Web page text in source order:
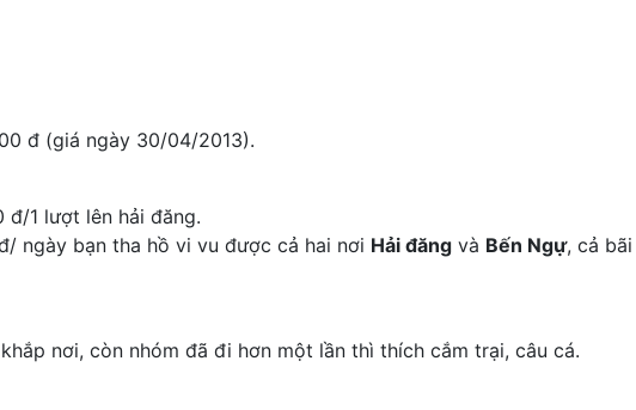
đ (giá ngày 30/04/2013).
đ/1 lượt lên hải đăng.
ngày bạn tha hồ vi vu được cả hai nơi Hải đăng và Bến Ngự, cả bãi
nơi, còn nhóm đã đi hơn một lần thì thích cắm trại, câu cá.